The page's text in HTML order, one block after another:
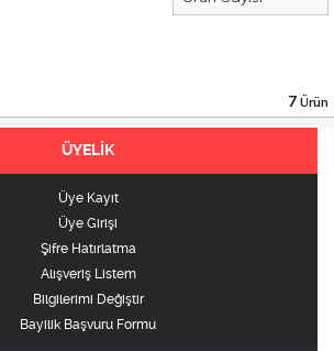
7 Ürün
ÜYELİK
Üye Kayıt
Üye Girişi
Şifre Hatırlatma
Alışveriş Listem
Bilgilerimi Değiştir
Bayilik Başvuru Formu